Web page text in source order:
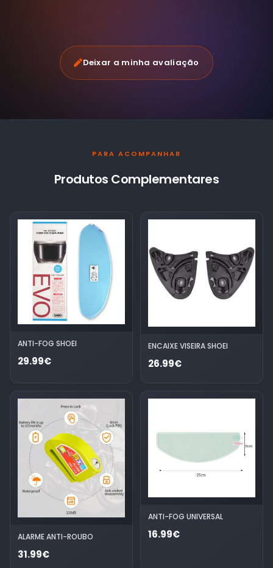
Deixar a minha avaliação
PARA ACOMPANHAR
Produtos Complementares
ANTI-FOG SHOEI
29.99€
ENCAIXE VISEIRA SHOEI
26.99€
ALARME ANTI-ROUBO
31.99€
ANTI-FOG UNIVERSAL
16.99€